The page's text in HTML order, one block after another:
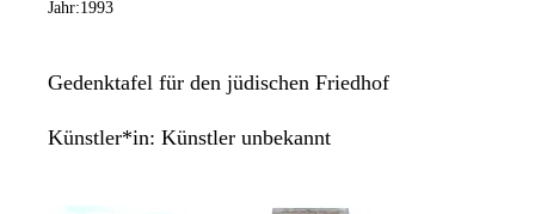
Jahr:1993
Gedenktafel für den jüdischen Friedhof
Künstler*in: Künstler unbekannt